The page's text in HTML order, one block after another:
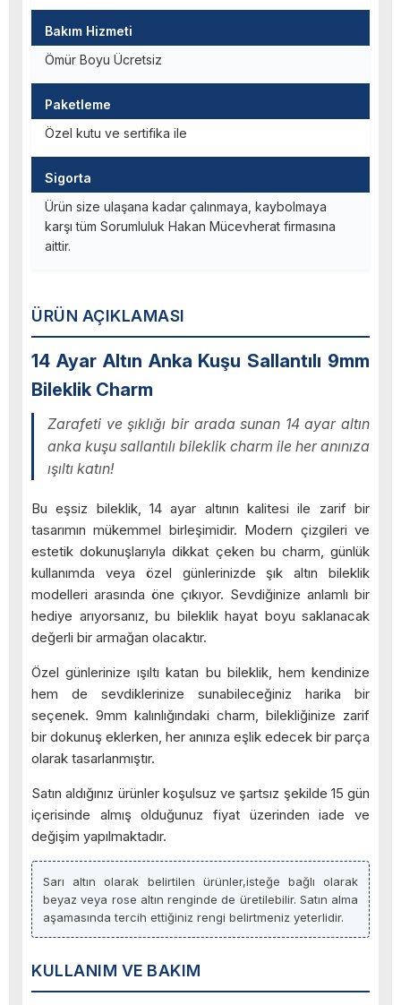
ÜRÜN AÇIKLAMASI
14 Ayar Altın Anka Kuşu Sallantılı 9mm
Bileklik Charm
Zarafeti ve şıklığı bir arada sunan 14 ayar altın
anka kuşu sallantılı bileklik charm ile her anınıza
ışıltı katın!
Bu eşsiz bileklik, 14 ayar altının kalitesi ile zarif bir
tasarımın mükemmel birleşimidir. Modern çizgileri ve
estetik dokunuşlarıyla dikkat çeken bu charm, günlük
kullanımda veya özel günlerinizde şık altın bileklik
modelleri arasında öne çıkıyor. Sevdiğinize anlamlı bir
hediye arıyorsanız, bu bileklik hayat boyu saklanacak
değerli bir armağan olacaktır.
Özel günlerinize ışıltı katan bu bileklik, hem kendinize
hem de sevdiklerinize sunabileceğiniz harika bir
seçenek. 9mm kalınlığındaki charm, bilekliğinize zarif
bir dokunuş eklerken, her anınıza eşlik edecek bir parça
olarak tasarlanmıştır.
Satın aldığınız ürünler koşulsuz ve şartsız şekilde 15 gün
içerisinde almış olduğunuz fiyat üzerinden iade ve
değişim yapılmaktadır.
Sarı altın olarak belirtilen ürünler,isteğe bağlı olarak
beyaz veya rose altın renginde de üretilebilir. Satın alma
aşamasında tercih ettiğiniz rengi belirtmeniz yeterlidir.
Bakım Hizmeti
Ömür Boyu Ücretsiz
Paketleme
Özel kutu ve sertifika ile
Sigorta
Ürün size ulaşana kadar çalınmaya, kaybolmaya
karşı tüm Sorumluluk Hakan Mücevherat firmasına
aittir.
KULLANIM VE BAKIM